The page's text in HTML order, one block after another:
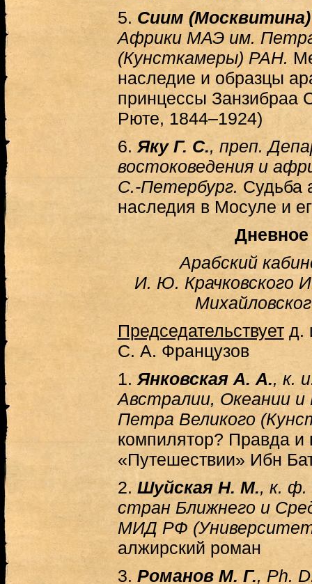
5. Сиим
Африки МАЭ им.
(Кунсткамеры) РАН.
наследие и образцы
принцессы
Рюте, 1844–1924)
6. Яку Г. С., преп.
востоковедения и
С.-Петербург. Судьба
наследия в Мосуле и
Дневное
Арабский
И. Ю. Крачковского
Председательствуетд.
С. А. Французов
1. Янковская А. А., к.
Австралии, Океании
Петра Великого
компилятор? Правда
«Путешествии» Ибн
2. Шуйская Н. М., к. ф.
стран Ближнего и
МИД РФ
алжирский роман
3. Романов М. Г., Ph.